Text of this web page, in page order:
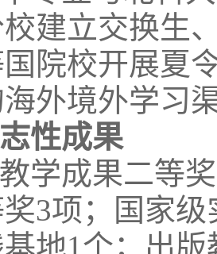
建立交换生
院校开展夏
外境外学习
性成果
学成果二等
3项；国家
地1个；出